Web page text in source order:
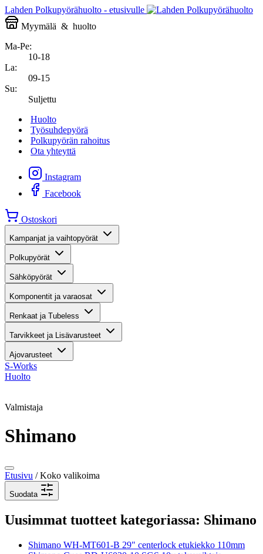
Lahden Polkupyörähuolto - etusivulle
Myymälä & huolto
Ma-Pe:
10-18
La:
09-15
Su:
Suljettu
Huolto
Työsuhdepyörä
Polkupyörän rahoitus
Ota yhteyttä
Instagram
Facebook
Ostoskori
Kampanjat ja vaihtopyörät
Polkupyörät
Sähköpyörät
Komponentit ja varaosat
Renkaat ja Tubeless
Tarvikkeet ja Lisävarusteet
Ajovarusteet
S-Works
Huolto
Valmistaja
Shimano
Etusivu / Koko valikoima
Suodata
Uusimmat tuotteet kategoriassa: Shimano
Shimano WH-MT601-B 29" centerlock etukiekko 110mm